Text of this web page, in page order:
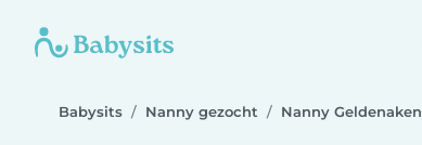
Babysits Nanny gezocht Nanny Geldenaken